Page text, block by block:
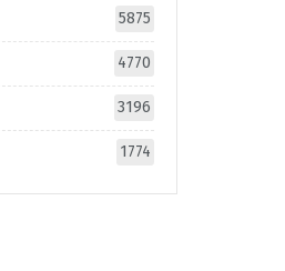
5875
4770
3196
1774